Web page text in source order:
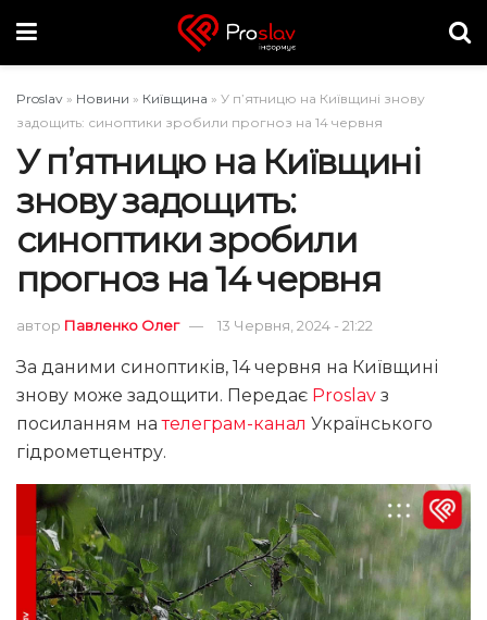
Proslav » Новини » Київщина » У п’ятницю на Київщині знову
задощить: синоптики зробили прогноз на 14 червня
У п’ятницю на Київщині
знову задощить:
синоптики зробили
прогноз на 14 червня
автор Павленко Олег 13 Червня, 2024 - 21:22
За даними синоптиків, 14 червня на Київщині
знову може задощити. Передає Proslav з
посиланням нателеграм-канал Українського
гідрометцентру.